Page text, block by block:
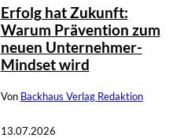
Erfolg hat Zukunft:
Warum Prävention zum
neuen Unternehmer-
Mindset wird
Von Backhaus Verlag Redaktion
13.07.2026